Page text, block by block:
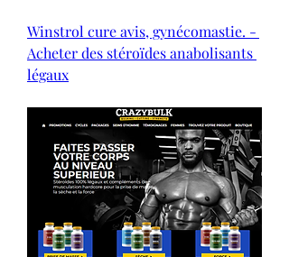
Winstrol cure avis, gynécomastie. -
Acheter des stéroïdes anabolisants
légaux